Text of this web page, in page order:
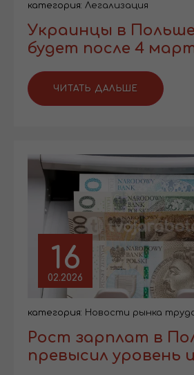
категория: Легализация
Украинцы в
будет после 4
ЧИТАТЬ ДАЛЬШЕ
16
02.2026
категория: Новости рынка
Рост зарплат в
превысил уровень